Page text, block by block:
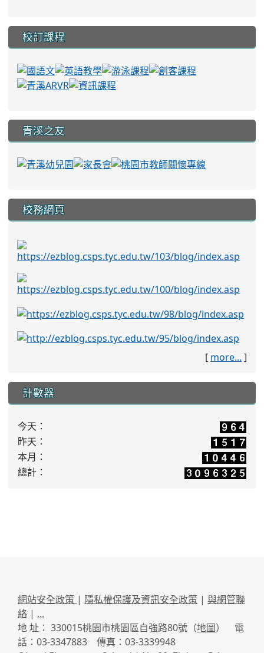
校訂課程
青溪之友
校務網頁
[ more... ]
計數器
今天：
昨天：
本月：
總計：
網站安全政策 | 隱私權保護及資訊安全政策 | 與網管聯
絡 | ...
地 址： 330015桃園市桃園區自強路80號（地圖） 電
話：03-3347883 傳真：03-3339948